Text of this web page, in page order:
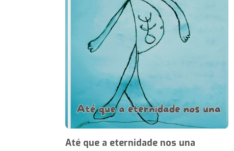
Até que a eternidade nos una